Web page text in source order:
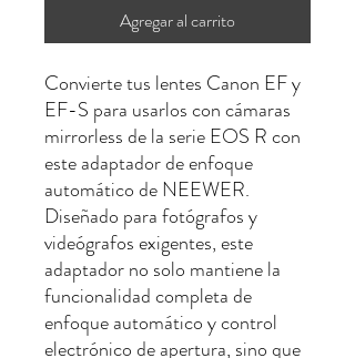
Agregar al carrito
Convierte tus lentes Canon EF y
EF-S para usarlos con cámaras
mirrorless de la serie EOS R con
este adaptador de enfoque
automático de NEEWER.
Diseñado para fotógrafos y
videógrafos exigentes, este
adaptador no solo mantiene la
funcionalidad completa de
enfoque automático y control
electrónico de apertura, sino que